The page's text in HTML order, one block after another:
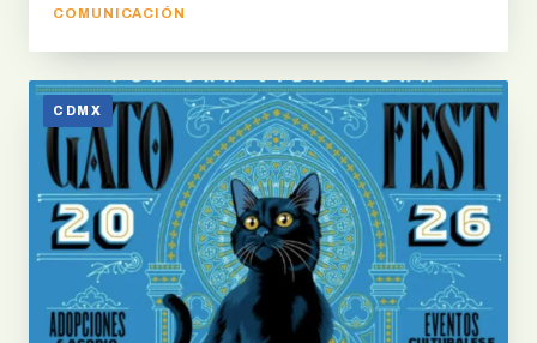
COMUNICACIÓN
CDMX